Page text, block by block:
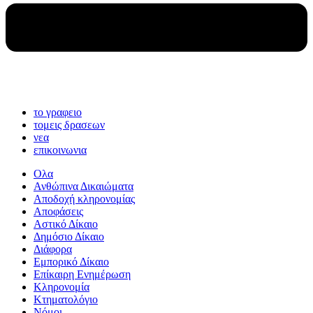
το γραφειο
τομεις δρασεων
νεα
επικοινωνια
Ολα
Ανθώπινα Δικαιώματα
Aποδοχή κληρονομίας
Αποφάσεις
Αστικό Δίκαιο
Δημόσιο Δίκαιο
Διάφορα
Εμπορικό Δίκαιο
Επίκαιρη Ενημέρωση
Kληρονομία
Κτηματολόγιο